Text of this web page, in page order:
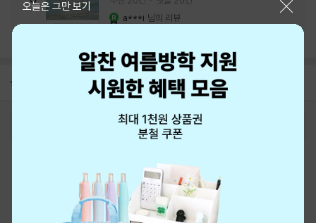
a***i 님의 리뷰
공지 8월 신용카드 무이자할부 안내
오늘은 그만 보기
최근 본 상품
eBook 1:1문의/채팅상담
예스이십사(주) 사업자 정보
이용약관
개인정보처리방침
청소년보호정책